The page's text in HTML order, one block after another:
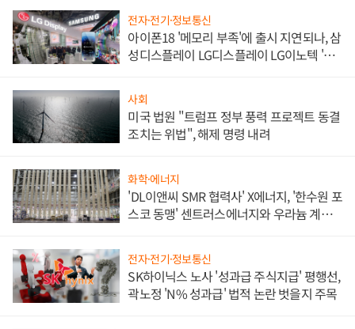
전자·전기·정보통신
아이폰18 '메모리 부족'에 출시 지연되나, 삼
성디스플레이 LG디스플레이 LG이노텍 '탈
사회
미국 법원 "트럼프 정부 풍력 프로젝트 동결
조치는 위법", 해제 명령 내려
화학·에너지
'DL이앤씨 SMR 협력사' X에너지, '한수원 포
스코 동맹' 센트러스에너지와 우라늄 계약
전자·전기·정보통신
SK하이닉스 노사 '성과급 주식지급' 평행선,
곽노정 'N% 성과급' 법적 논란 벗을지 주목